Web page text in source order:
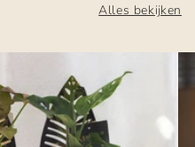
Alles bekijken